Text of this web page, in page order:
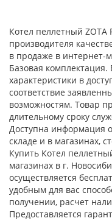
Котел пеллетный ZOTA
производителя
в продаже в интернет-
Базовая
характеристики в
соответствие
возможностям. Товар
длительному сроку
Доступна информация
складе и в магазинах,
Купить Котел
магазинах в г.
осуществляется
удобным для вас
получении, расчет
Предоставляется